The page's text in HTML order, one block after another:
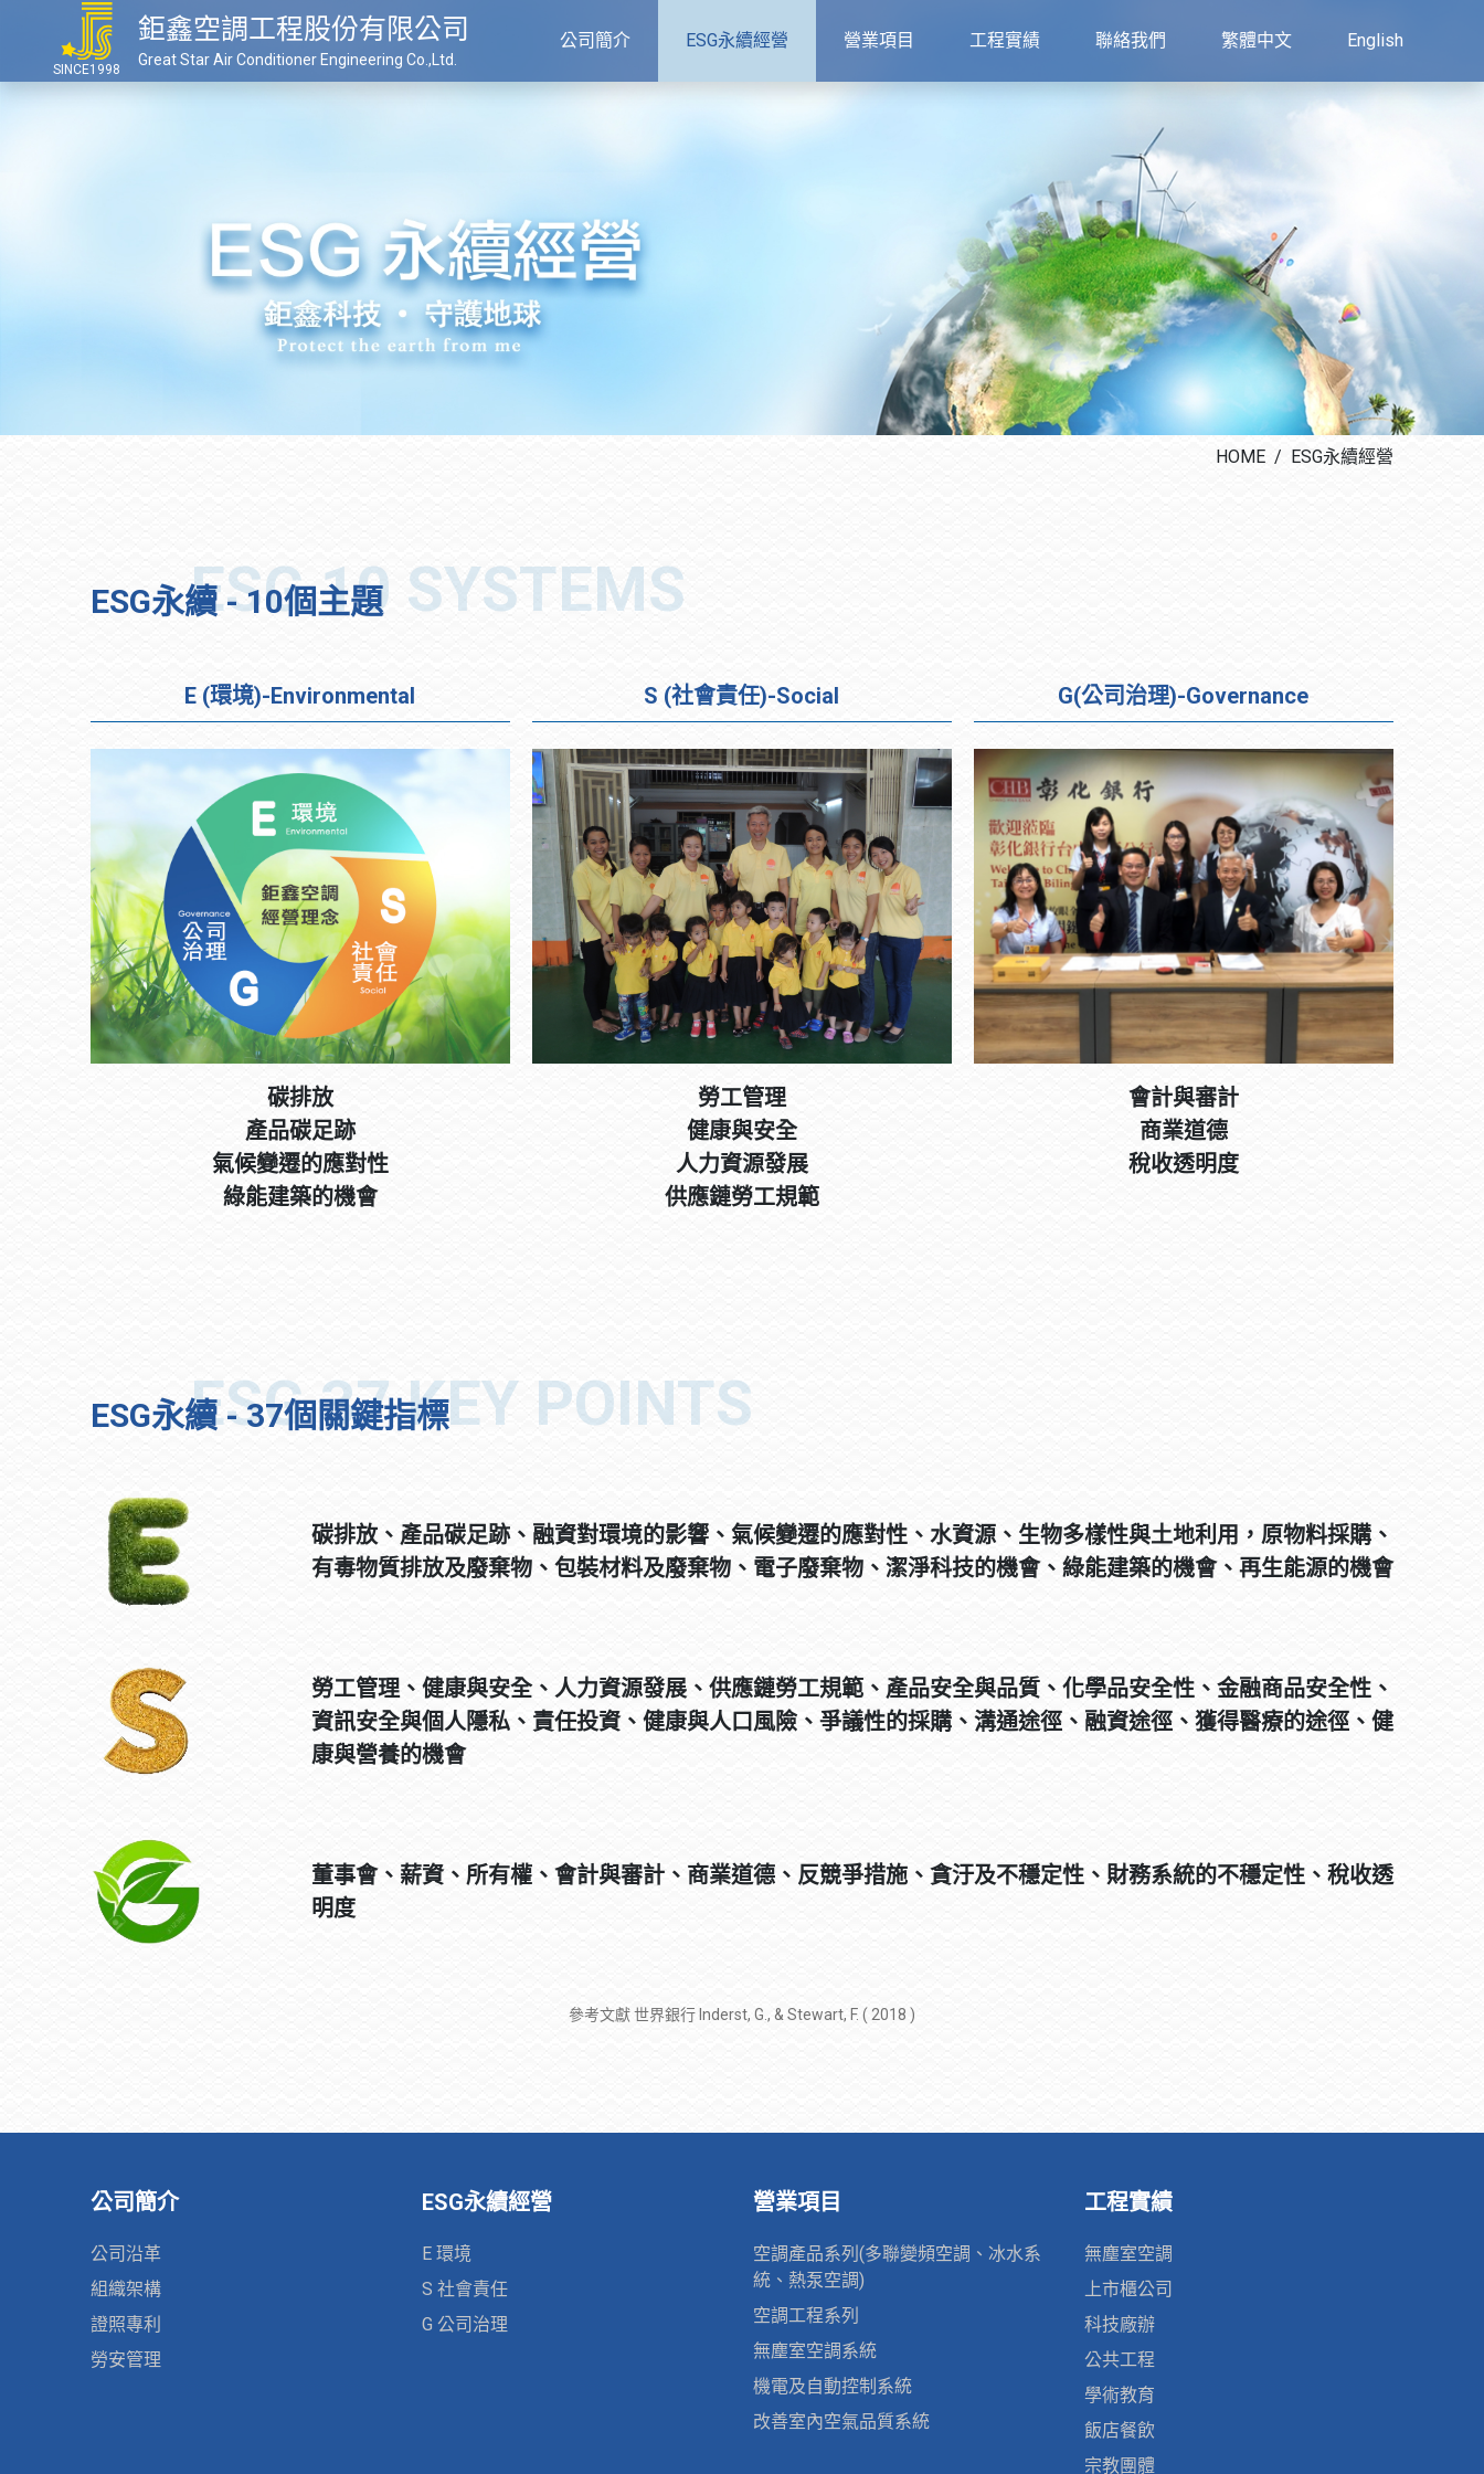
SINCE1998
鉅鑫空調工程股份有限公司
Great Star Air Conditioner Engineering Co.,Ltd.
公司簡介 ESG永續經營 營業項目 工程實績 聯絡我們 繁體中文 English
HOME ESG永續經營
ESG永續 - 10個主題
E (環境)-Environmental
碳排放
產品碳足跡
氣候變遷的應對性
綠能建築的機會
S (社會責任)-Social
勞工管理
健康與安全
人力資源發展
供應鏈勞工規範
G(公司治理)-Governance
會計與審計
商業道德
稅收透明度
ESG永續 - 37個關鍵指標
碳排放、產品碳足跡、融資對環境的影響、氣候變遷的應對性、水資源、生物多樣性與土地利用，原物料採購、
有毒物質排放及廢棄物、包裝材料及廢棄物、電子廢棄物、潔淨科技的機會、綠能建築的機會、再生能源的機會
勞工管理、健康與安全、人力資源發展、供應鏈勞工規範、產品安全與品質、化學品安全性、金融商品安全性、
資訊安全與個人隱私、責任投資、健康與人口風險、爭議性的採購、溝通途徑、融資途徑、獲得醫療的途徑、健
康與營養的機會
董事會、薪資、所有權、會計與審計、商業道德、反競爭措施、貪汙及不穩定性、財務系統的不穩定性、稅收透
明度
參考文獻 世界銀行 Inderst, G., & Stewart, F. ( 2018 )
公司簡介
公司沿革
組織架構
證照專利
勞安管理
ESG永續經營
E 環境
S 社會責任
G 公司治理
營業項目
空調產品系列(多聯變頻空調、冰水系
統、熱泵空調)
空調工程系列
無塵室空調系統
機電及自動控制系統
改善室內空氣品質系統
工程實績
無塵室空調
上市櫃公司
科技廠辦
公共工程
學術教育
飯店餐飲
宗教團體